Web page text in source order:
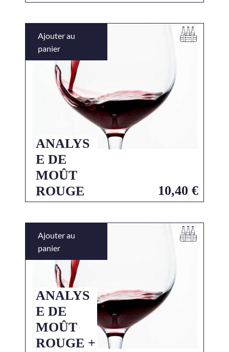
ANALYS
E DE
MOÛT
ROUGE
10,40 €
Ajouter au
panier
ANALYS
E DE
MOÛT
ROUGE +
Ajouter au
panier